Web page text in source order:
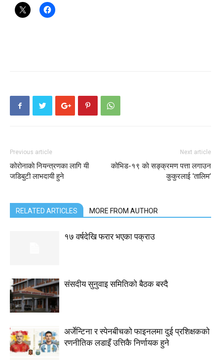
Previous article
कोरोनाकाे नियन्त्रणका लागि यी
जडिबुटी लाभदायी हुने
Next article
कोभिड-१९ काे सङ्क्रमण पत्ता लगाउन
कुकुरलाई ‘तालिम’
RELATED ARTICLES MORE FROM AUTHOR
१७ वर्षदेखि फरार भएका पक्राउ
संसदीय सुनुवाइ समितिको बैठक बस्दै
अर्जेन्टिना र स्पेनबीचको फाइनलमा दुई प्रशिक्षकको
रणनीतिक लडाइँ उत्तिकै निर्णायक हुने